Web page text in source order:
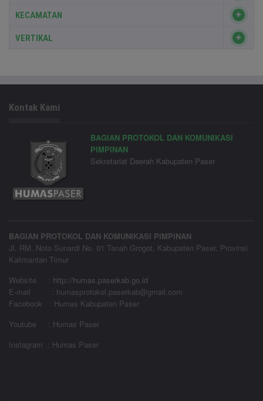
KECAMATAN
VERTIKAL
Kontak Kami
BAGIAN PROTOKOL DAN KOMUNIKASI
PIMPINAN
Sekretariat Daerah Kabupaten Paser
BAGIAN PROTOKOL DAN KOMUNIKASI PIMPINAN
Jl. RM. Noto Sunardi No. 01 Tanah Grogot, Kabupaten Paser, Provinsi
Kalimantan Timur
Website
: http://humas.paserkab.go.id
E-mail : humasprotokol.paserkab@gmail.com
Facebook : Humas Kabupaten Paser
Youtube : Humas Paser
Instagram : Humas Paser